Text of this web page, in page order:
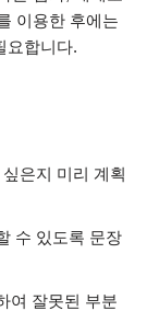
이용한 후에는
요합니다.
은지 미리 계획
수 있도록 문장
여 잘못된 부분